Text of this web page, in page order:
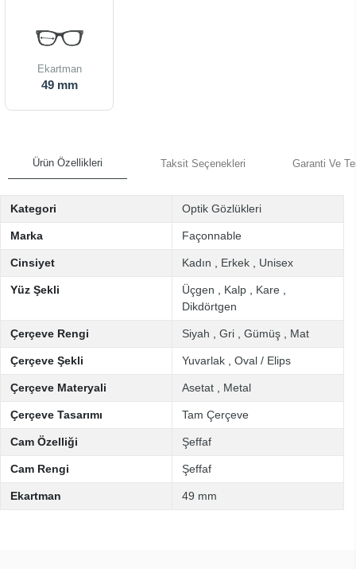
Ekartman
49 mm
Ürün Özellikleri Taksit Seçenekleri Garanti Ve
Kategori Optik Gözlükleri
Marka Façonnable
Cinsiyet Kadın Erkek Unisex
Yüz Şekli Üçgen Kalp Kare
Dikdörtgen
Çerçeve Rengi Siyah Gri Gümüş Mat
Çerçeve Şekli Yuvarlak Oval / Elips
Çerçeve Materyali Asetat Metal
Çerçeve Tasarımı Tam Çerçeve
Cam Özelliği Şeffaf
Cam Rengi Şeffaf
Ekartman 49 mm